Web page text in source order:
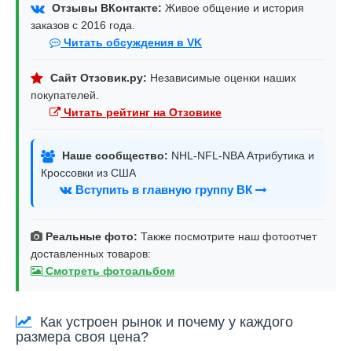
Отзывы ВКонтакте: Живое общение и история
заказов с 2016 года.
Читать обсуждения в VK
Сайт Отзовик.ру: Независимые оценки наших
покупателей.
Читать рейтинг на Отзовике
Наше сообщество: NHL-NFL-NBA Атрибутика и
Кроссовки из США
Вступить в главную группу ВК
Реальные фото: Также посмотрите наш фотоотчет
доставленных товаров:
Смотреть фотоальбом
Как устроен рынок и почему у каждого
размера своя цена?